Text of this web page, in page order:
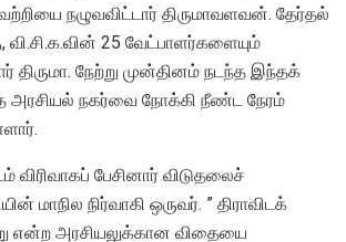
நழுவவிட்டார் திருமாவளவன். தேர்தல்
வி.சி.க.வின் 25 வேட்பாளர்களையும்
திருமா. நேற்று முன்தினம் நடந்த இந்தக்
அரசியல் நகர்வை நோக்கி நீண்ட நேரம்
விரிவாகப் பேசினார் விடுதலைச்
மாநில நிர்வாகி ஒருவர். ” திராவிடக்
என்ற அரசியலுக்கான விதையை